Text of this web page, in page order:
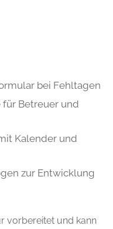
bei Fehltagen
Betreuer und
Kalender und
zur Entwicklung
vorbereitet und kann